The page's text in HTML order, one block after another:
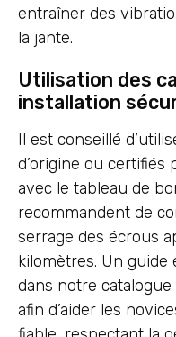
entraîner des
la jante.
Utilisation des
installation
Il est conseillé
d’origine ou
avec le tableau de
recommandent de
serrage des écrous
kilomètres. Un guide
dans notre
afin d’aider les